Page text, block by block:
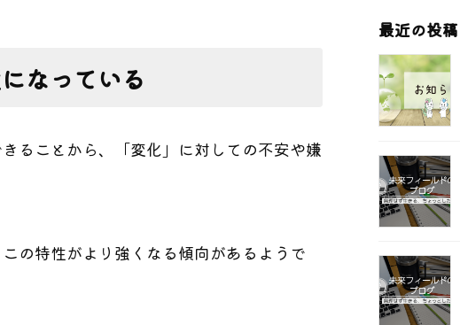
なっている
ることから、「変化」に対しての不安や嫌
の特性がより強くなる傾向があるようで
最近の投稿